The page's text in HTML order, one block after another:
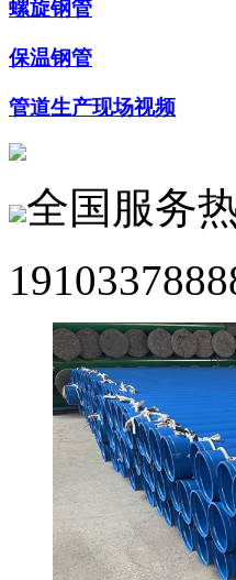
螺旋钢管
保温钢管
管道生产现场视频
全国服务